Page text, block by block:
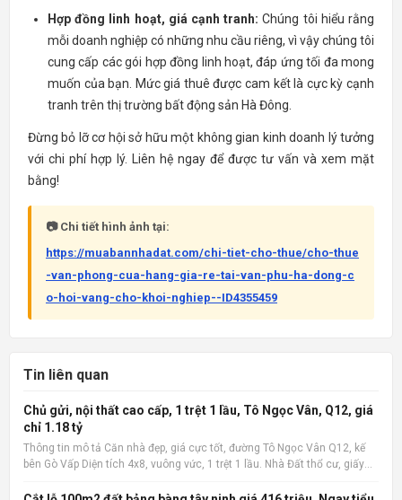
Hợp đồng linh hoạt, giá cạnh tranh: Chúng tôi hiểu rằng
mỗi doanh nghiệp có những nhu cầu riêng, vì vậy chúng tôi
cung cấp các gói hợp đồng linh hoạt, đáp ứng tối đa mong
muốn của bạn. Mức giá thuê được cam kết là cực kỳ cạnh
tranh trên thị trường bất động sản Hà Đông.
Đừng bỏ lỡ cơ hội sở hữu một không gian kinh doanh lý tưởng
với chi phí hợp lý. Liên hệ ngay để được tư vấn và xem mặt
bằng!
📷 Chi tiết hình ảnh tại:
https://muabannhadat.com/chi-tiet-cho-thue/cho-thue
-van-phong-cua-hang-gia-re-tai-van-phu-ha-dong-c
o-hoi-vang-cho-khoi-nghiep--ID4355459
Tin liên quan
Chủ gửi, nội thất cao cấp, 1 trệt 1 lầu, Tô Ngọc Vân, Q12, giá
chỉ 1.18 tỷ
Thông tin mô tả Căn nhà đẹp, giá cực tốt, đường Tô Ngọc Vân Q12, kế
bên Gò Vấp Diện tích 4x8, vuông vức, 1 trệt 1 lầu. Nhà Đất thổ cư, giấy
công rộng, sân phơi. Giá cực tốt chỉ 1.1